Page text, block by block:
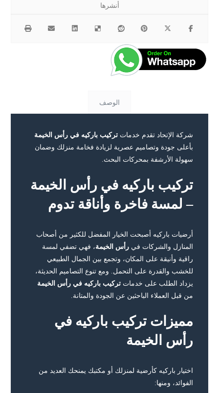
الوصف
شركة الإتحاد تقدم خدماتتركيب باركيه في رأس الخيمة
بأعلى جودة وتصاميم عصرية لزيادة فخامة منزلك وضمان
سهولة الأرشفة بمحركات البحث.
تركيب باركيه في رأس الخيمة
– لمسة فاخرة وأناقة تدوم
أرضيات باركيه أصبحت الخيار المفضل للكثير من أصحاب
المنازل والشركات فيرأس الخيمة، فهي تضفي لمسة
راقية وأنيقة على المكان، وتجمع بين الجمال الطبيعي
للخشب والقدرة على التحمل. ومع تنوع التصاميم الحديثة،
يزداد الطلب على خدماتتركيب باركيه في رأس الخيمة
من قبل العملاء الباحثين عن الجودة والمتانة.
مميزات تركيب باركيه في
رأس الخيمة
اختيار باركيه كأرضية لمنزلك أو مكتبك يمنحك العديد من
الفوائد، ومنها: